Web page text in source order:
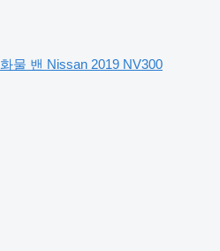
화물 밴 Nissan 2019 NV300